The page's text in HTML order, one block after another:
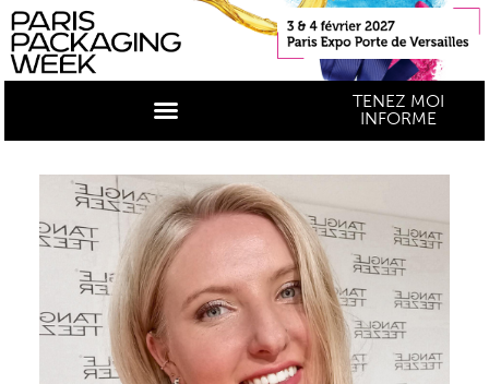
TENEZ MOI
INFORME